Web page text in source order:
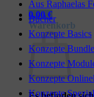
0,00€
Warenkorb
Aus Raphaelas
Bücher
Konzepte Basics
Konzepte
Konzepte
Konzepte
Konzepte Spezial